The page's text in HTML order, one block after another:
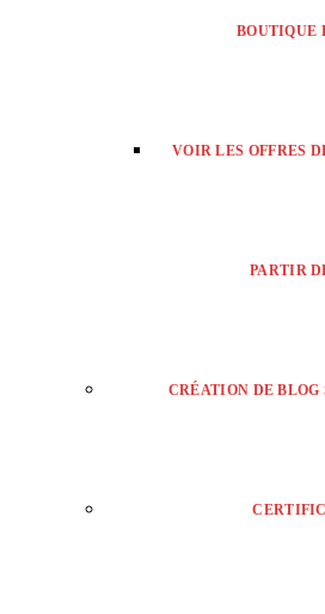
BOUTIQUE
VOIR LES OFFRES
PARTIR
CRÉATION DE BLOG